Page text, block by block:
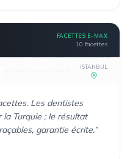
FACETTES E-MAX
10 facettes
ISTANBUL
Les dentistes
Turquie ; le résultat
garantie écrite.”